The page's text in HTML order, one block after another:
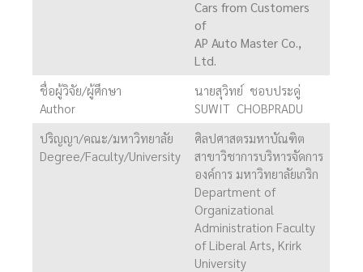
Cars from Customers
of
AP Auto Master Co.,
Ltd.
ชื่อผู้วิจัย/ผู้ศึกษา
Author
นายสุวิทย์ ชอบประดู่
SUWIT CHOBPRADU
ปริญญา/คณะ/มหาวิทยาลัย
Degree/Faculty/University
ศิลปศาสตรมหาบัณฑิต
สาขาวิชาการบริหารจัดการ
องค์การ มหาวิทยาลัยเกริก
Department of
Organizational
Administration Faculty
of Liberal Arts, Krirk
University